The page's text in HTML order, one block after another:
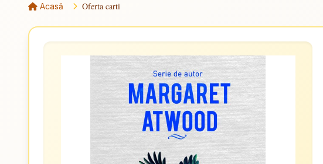
Acasă Oferta carti